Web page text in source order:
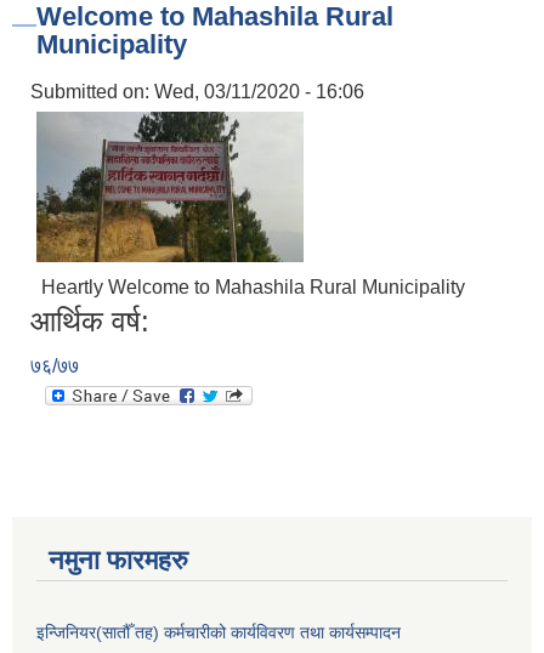
Welcome to Mahashila Rural
Municipality
Submitted on: Wed, 03/11/2020 - 16:06
Heartly Welcome to Mahashila Rural Municipality
आर्थिक वर्ष:
७६/७७
नमुना फारमहरु
इन्जिनियर(सातौँ तह) कर्मचारीको कार्यविवरण तथा कार्यसम्पादन